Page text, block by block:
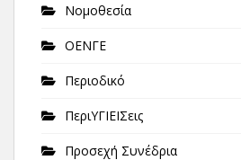
Νομοθεσία
ΟΕΝΓΕ
Περιοδικό
ΠεριΥΓΙΕΙΣεις
Προσεχή Συνέδρια